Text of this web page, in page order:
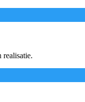
realisatie.